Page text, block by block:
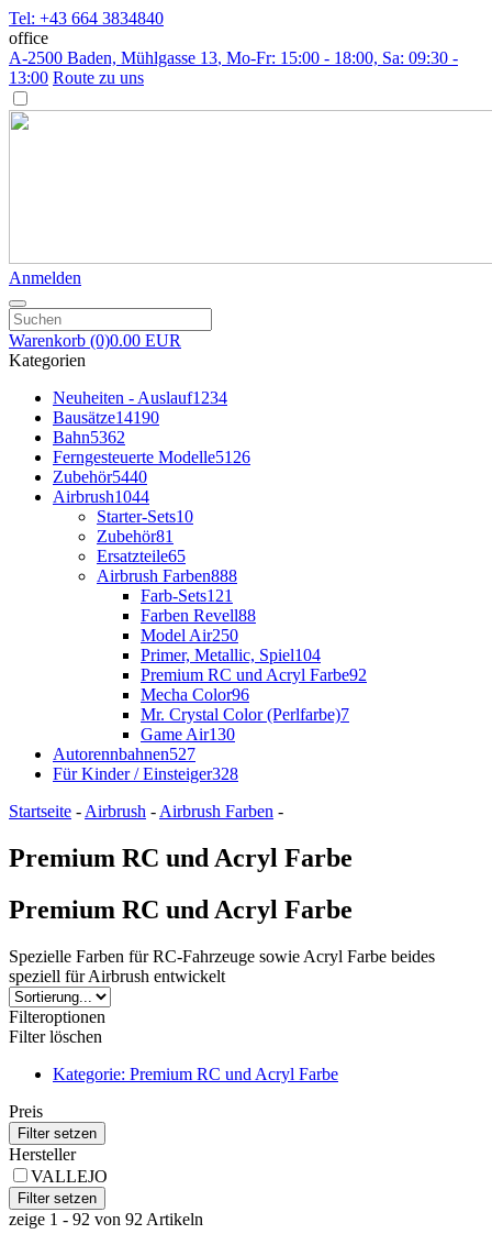
Tel: +43 664 3834840
office
A-2500 Baden, Mühlgasse 13, Mo-Fr: 15:00 - 18:00, Sa: 09:30 -
13:00 Route zu uns
Anmelden
Warenkorb (0)0.00 EUR
Kategorien
Neuheiten - Auslauf1234
Bausätze14190
Bahn5362
Ferngesteuerte Modelle5126
Zubehör5440
Airbrush1044
Starter-Sets10
Zubehör81
Ersatzteile65
Airbrush Farben888
Farb-Sets121
Farben Revell88
Model Air250
Primer, Metallic, Spiel104
Premium RC und Acryl Farbe92
Mecha Color96
Mr. Crystal Color (Perlfarbe)7
Game Air130
Autorennbahnen527
Für Kinder / Einsteiger328
Startseite - Airbrush - Airbrush Farben -
Premium RC und Acryl Farbe
Premium RC und Acryl Farbe
Spezielle Farben für RC-Fahrzeuge sowie Acryl Farbe beides
speziell für Airbrush entwickelt
Filteroptionen
Filter löschen
Kategorie: Premium RC und Acryl Farbe
Preis
Hersteller
VALLEJO
zeige 1 - 92 von 92 Artikeln